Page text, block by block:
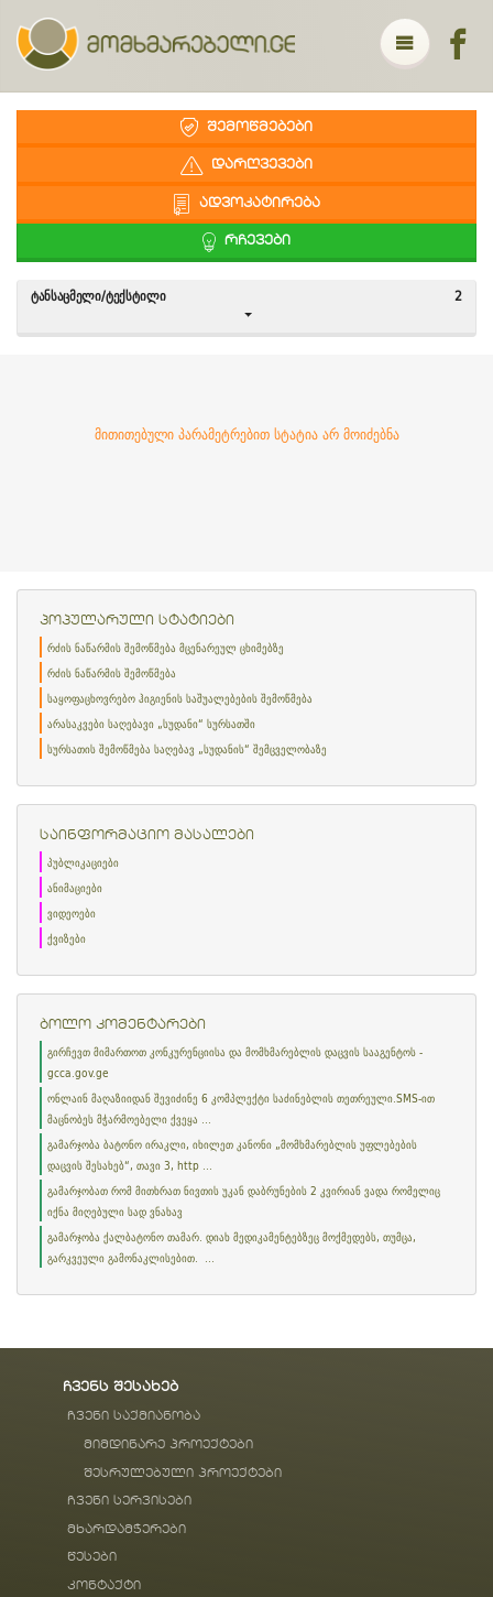
ᲨᲔᲛᲝᲬᲛᲔᲑᲔᲑᲘ
ᲓᲐᲠᲦᲕᲔᲕᲔᲑᲘ
ᲐᲓᲕᲝᲙᲐᲢᲘᲠᲔᲑᲐ
ᲠᲩᲔᲕᲔᲑᲘ
ᲢᲐᲜᲡᲐᲪᲛᲔᲚᲘ/ᲢᲔᲥᲡᲢᲘᲚᲘ 2
მითითებული პარამეტრებით სტატია არ მოიძებნა
პოპულარული სტატიები
რძის ნაწარმის შემოწმება მცენარეულ ცხიმებზე
რძის ნაწარმის შემოწმება
საყოფაცხოვრებო ჰიგიენის საშუალებების შემოწმება
არასაკვები საღებავი „სუდანი“ სურსათში
სურსათის შემოწმება საღებავ „სუდანის“ შემცველობაზე
საინფორმაციო მასალები
პუბლიკაციები
ანიმაციები
ვიდეოები
ქვიზები
ბოლო კომენტარები
გირჩევთ მიმართოთ კონკურენციისა და მომხმარებლის დაცვის სააგენტოს -
gcca.gov.ge
ონლაინ მაღაზიიდან შევიძინე 6 კომპლექტი საძინებლის თეთრეული.SMS-ით
მაცნობეს მჭარმოებელი ქვეყა ...
გამარჯობა ბატონო ირაკლი, იხილეთ კანონი „მომხმარებლის უფლებების
დაცვის შესახებ“, თავი 3, http ...
გამარჯობათ რომ მითხრათ ნივთის უკან დაბრუნების 2 კვირიან ვადა რომელიც
იქნა მიღებული სად ვნახავ
გამარჯობა ქალბატონო თამარ. დიახ მედიკამენტებზეც მოქმედებს, თუმცა,
გარკვეული გამონაკლისებით. ...
ჩვენს შესახებ
ჩვენი საქმიანობა
მიმდინარე პროექტები
შესრულებული პროექტები
ჩვენი სერვისები
მხარდამჭერები
წესები
კონტაქტი